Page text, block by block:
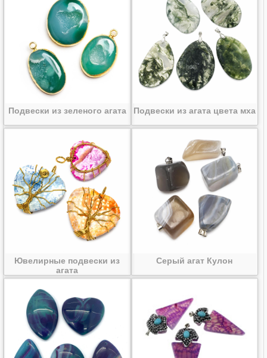
Подвески из зеленого агата Подвески из агата цвета мха
Ювелирные подвески из
агата
Серый агат Кулон